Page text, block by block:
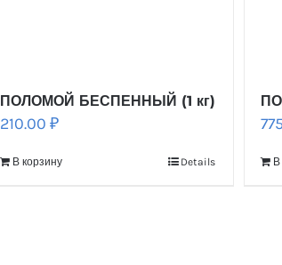
ПОЛОМОЙ БЕСПЕННЫЙ (1 кг)
210.00 ₽
В корзину Details